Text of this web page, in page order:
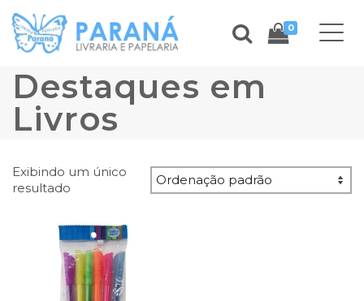
0
Destaques em
Livros
Exibindo um único
resultado